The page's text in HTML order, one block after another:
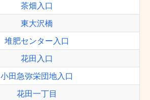
茶畑入口
東大沢橋
堆肥センター入口
花田入口
小田急弥栄団地入口
花田一丁目